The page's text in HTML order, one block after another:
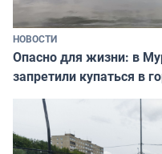
НОВОСТИ
Опасно для жизни: в
запретили купаться в